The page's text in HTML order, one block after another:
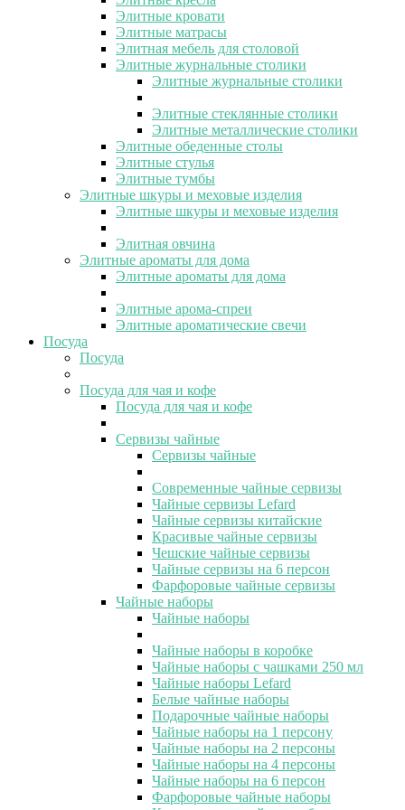
Элитные кровати
Элитные матрасы
Элитная мебель для столовой
Элитные журнальные столики
Элитные журнальные столики
Элитные стеклянные столики
Элитные металлические столики
Элитные обеденные столы
Элитные стулья
Элитные тумбы
Элитные шкуры и меховые изделия
Элитные шкуры и меховые изделия
Элитная овчина
Элитные ароматы для дома
Элитные ароматы для дома
Элитные арома-спреи
Элитные ароматические свечи
Посуда
Посуда
Посуда для чая и кофе
Посуда для чая и кофе
Сервизы чайные
Сервизы чайные
Современные чайные сервизы
Чайные сервизы Lefard
Чайные сервизы китайские
Красивые чайные сервизы
Чешские чайные сервизы
Чайные сервизы на 6 персон
Фарфоровые чайные сервизы
Чайные наборы
Чайные наборы
Чайные наборы в коробке
Чайные наборы с чашками 250 мл
Чайные наборы Lefard
Белые чайные наборы
Подарочные чайные наборы
Чайные наборы на 1 персону
Чайные наборы на 2 персоны
Чайные наборы на 4 персоны
Чайные наборы на 6 персон
Фарфоровые чайные наборы